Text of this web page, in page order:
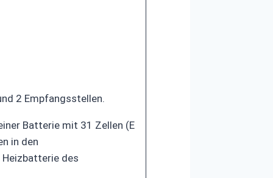
2 Empfangsstellen.
Batterie mit 31 Zellen (E
in den
des